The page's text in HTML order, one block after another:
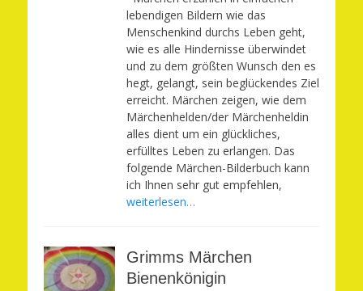
lebendigen Bildern wie das
Menschenkind durchs Leben geht,
wie es alle Hindernisse überwindet
und zu dem größten Wunsch den es
hegt, gelangt, sein beglückendes Ziel
erreicht. Märchen zeigen, wie dem
Märchenhelden/der Märchenheldin
alles dient um ein glückliches,
erfülltes Leben zu erlangen. Das
folgende Märchen-Bilderbuch kann
ich Ihnen sehr gut empfehlen,
weiterlesen…
Grimms Märchen
Bienenkönigin